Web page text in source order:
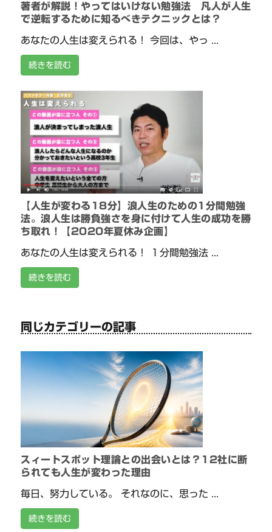
著者が解説！やってはいけない勉強法 凡人が人生
で逆転するために知るべきテクニックとは？
あなたの人生は変えられる！ 今回は、やっ ...
続きを読む
【人生が変わる18分】浪人生のための1分間勉強
法。浪人生は勝負強さを身に付けて人生の成功を勝
ち取れ！【2020年夏休み企画】
あなたの人生は変えられる！ １分間勉強法 ...
続きを読む
同じカテゴリーの記事
スィートスポット理論との出会いとは？12社に断
られても人生が変わった理由
毎日、努力している。 それなのに、思った ...
続きを読む